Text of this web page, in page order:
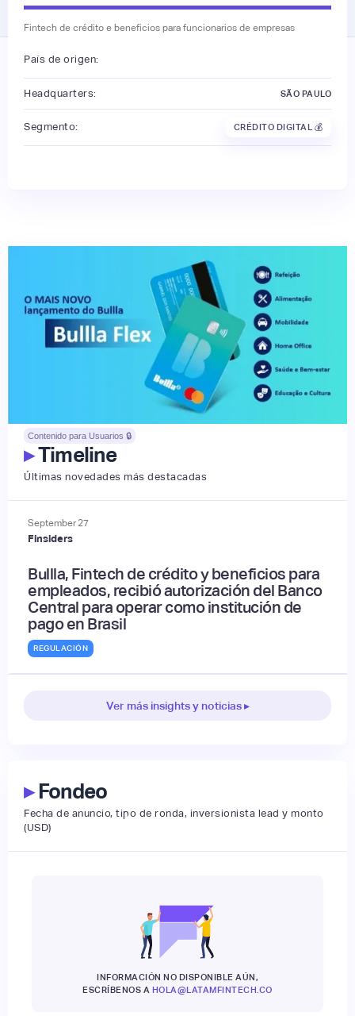
Fintech de crédito e beneficios para funcionarios de empresas
País de origen:
Headquarters: SÃO PAULO
Segmento: CRÉDITO DIGITAL 💰
Contenido para Usuarios 🔒
▸Timeline
Últimas novedades más destacadas
September27
Finsiders
Bullla, Fintech de crédito y beneficios para
empleados, recibió autorización del Banco
Central para operar como institución de
pago en Brasil
REGULACIÓN
Ver más insights y noticias ▸
▸Fondeo
Fecha de anuncio, tipo de ronda, inversionista lead y monto
(USD)
INFORMACIÓN NO DISPONIBLE AÚN,
ESCRÍBENOS A HOLA@LATAMFINTECH.CO